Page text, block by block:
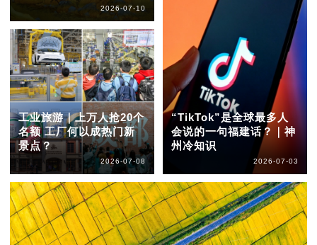
2026-07-10
工业旅游｜上万人抢20个
名额 工厂何以成热门新
景点？
2026-07-08
“TikTok”是全球最多人
会说的一句福建话？｜神
州冷知识
2026-07-03